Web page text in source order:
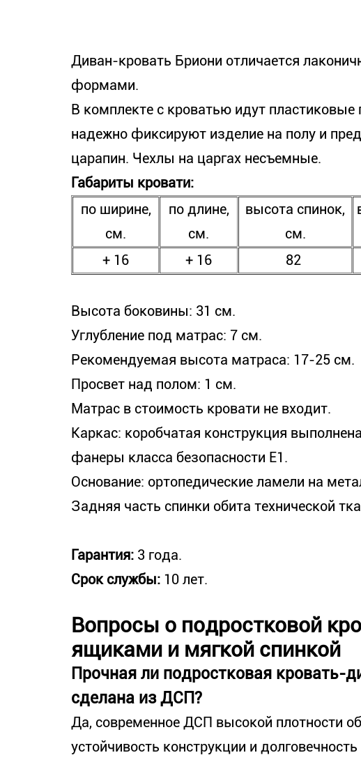
Диван-кровать Бриони отличается
формами.
В комплекте с кроватью идут пластиковые
надежно фиксируют изделие на полу и
царапин. Чехлы на царгах несъемные.
Габариты кровати:
по ширине,
см.
по длине,
см.
высота спинок,
см.
+ 16
+ 16 82
Высота боковины: 31 см.
Углубление под матрас: 7 см.
Рекомендуемая высота матраса: 17-25 см.
Просвет над полом: 1 см.
Матрас в стоимость кровати не входит.
Каркас: коробчатая конструкция
фанеры класса безопасности Е1.
Основание: ортопедические ламели на
Задняя часть спинки обита технической
Гарантия: 3 года.
Срок службы: 10 лет.
Вопросы о подростковой
ящиками и мягкой спинкой
Прочная ли подростковая кровать-
сделана из ДСП?
Да, современное ДСП высокой плотности
устойчивость конструкции и